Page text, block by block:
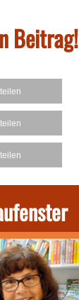
Beitrag!
teilen
teilen
teilen